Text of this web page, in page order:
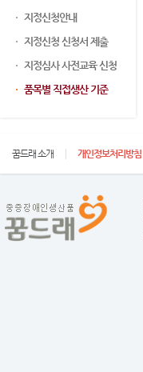
지정신청안내
지정신청 신청서 제출
지정심사 사전교육 신청
품목별 직접생산 기준
꿈드래 소개 개인정보처리방침